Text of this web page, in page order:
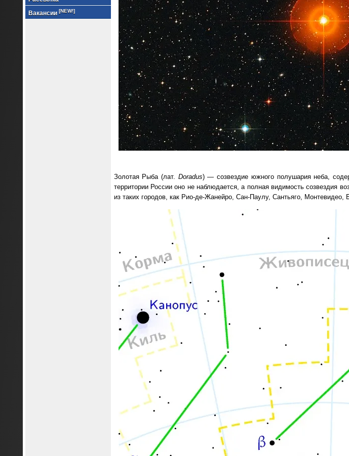
Вакансии [NEW!]
Золотая Рыба (лат. Doradus) — созвездие южного полушария неба,
территории России оно не наблюдается, а полная видимость созвездия
из таких городов, как Рио-де-Жанейро, Сан-Паулу, Сантьяго,